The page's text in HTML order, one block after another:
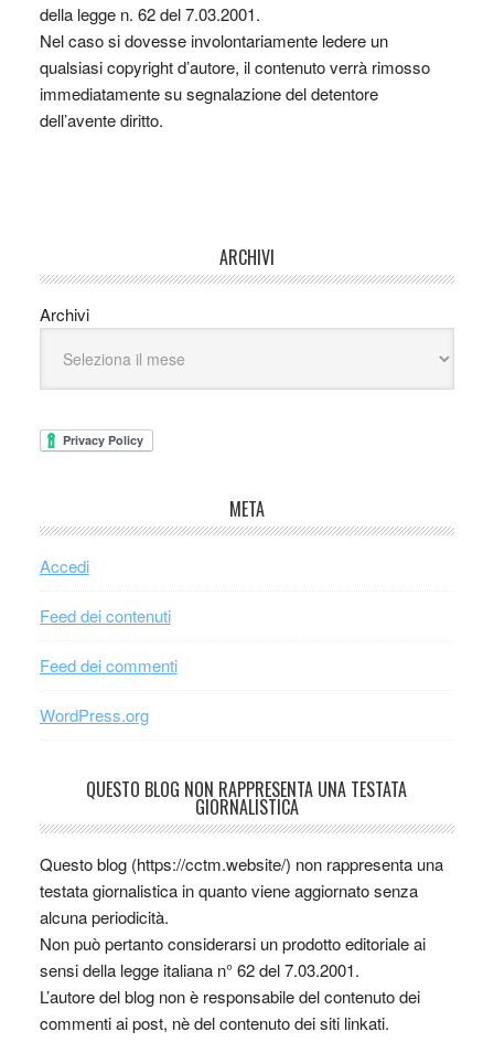
della legge n. 62 del 7.03.2001.
Nel caso si dovesse involontariamente ledere un
qualsiasi copyright d’autore, il contenuto verrà rimosso
immediatamente su segnalazione del detentore
dell’avente diritto.
ARCHIVI
Archivi
META
Accedi
Feed dei contenuti
Feed dei commenti
WordPress.org
QUESTO BLOG NON RAPPRESENTA UNA TESTATA
GIORNALISTICA
Questo blog (https://cctm.website/) non rappresenta una
testata giornalistica in quanto viene aggiornato senza
alcuna periodicità.
Non può pertanto considerarsi un prodotto editoriale ai
sensi della legge italiana n° 62 del 7.03.2001.
L’autore del blog non è responsabile del contenuto dei
commenti ai post, nè del contenuto dei siti linkati.